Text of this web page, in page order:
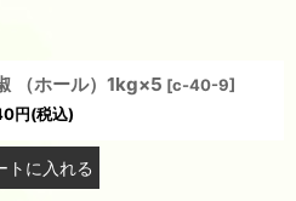
（ホール）1kg×5 [c-40-9]
円(税込)
トに入れる